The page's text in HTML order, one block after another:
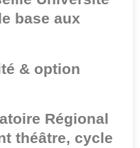
base aux
& option
Régional
théâtre, cycle